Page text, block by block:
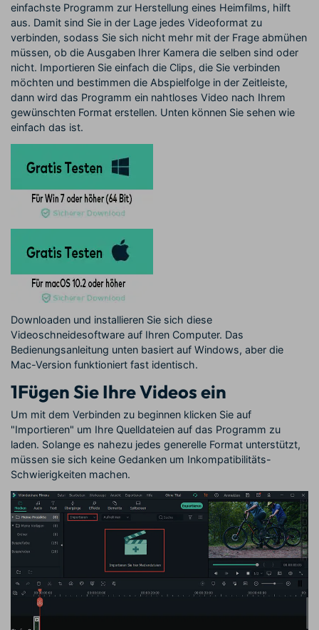
Blog
einfachste Programm zur Herstellung eines Heimfilms, hilft
aus. Damit sind Sie in der Lage jedes Videoformat zu
verbinden, sodass Sie sich nicht mehr mit der Frage abmühen
müssen, ob die Ausgaben Ihrer Kamera die selben sind oder
nicht. Importieren Sie einfach die Clips, die Sie verbinden
möchten und bestimmen die Abspielfolge in der Zeitleiste,
dann wird das Programm ein nahtloses Video nach Ihrem
gewünschten Format erstellen. Unten können Sie sehen wie
einfach das ist.
Downloaden und installieren Sie sich diese
Videoschneidesoftware auf Ihren Computer. Das
Bedienungsanleitung unten basiert auf Windows, aber die
Mac-Version funktioniert fast identisch.
1Fügen Sie Ihre Videos ein
Um mit dem Verbinden zu beginnen klicken Sie auf
"Importieren" um Ihre Quelldateien auf das Programm zu
laden. Solange es nahezu jedes generelle Format unterstützt,
müssen sie sich keine Gedanken um Inkompatibilitäts-
Schwierigkeiten machen.